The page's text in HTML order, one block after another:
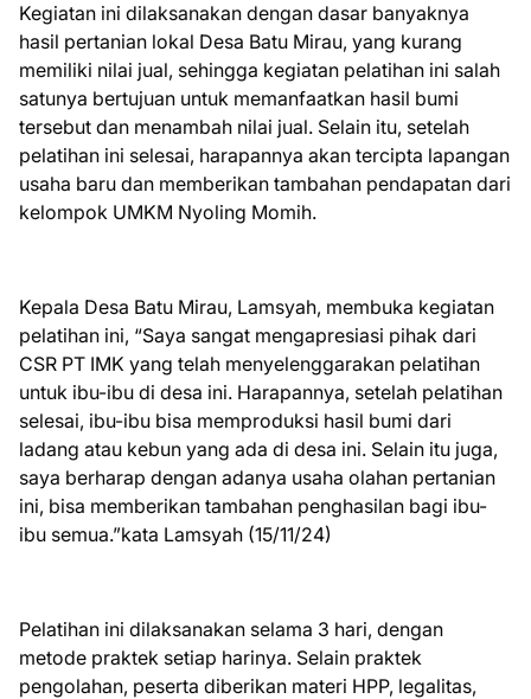
Kegiatan ini dilaksanakan dengan dasar banyaknya
hasil pertanian lokal Desa Batu Mirau, yang kurang
memiliki nilai jual, sehingga kegiatan pelatihan ini salah
satunya bertujuan untuk memanfaatkan hasil bumi
tersebut dan menambah nilai jual. Selain itu, setelah
pelatihan ini selesai, harapannya akan tercipta lapangan
usaha baru dan memberikan tambahan pendapatan dari
kelompok UMKM Nyoling Momih.
Kepala Desa Batu Mirau, Lamsyah, membuka kegiatan
pelatihan ini, “Saya sangat mengapresiasi pihak dari
CSR PT IMK yang telah menyelenggarakan pelatihan
untuk ibu-ibu di desa ini. Harapannya, setelah pelatihan
selesai, ibu-ibu bisa memproduksi hasil bumi dari
ladang atau kebun yang ada di desa ini. Selain itu juga,
saya berharap dengan adanya usaha olahan pertanian
ini, bisa memberikan tambahan penghasilan bagi ibu-
ibu semua.”kata Lamsyah (15/11/24)
Pelatihan ini dilaksanakan selama 3 hari, dengan
metode praktek setiap harinya. Selain praktek
pengolahan, peserta diberikan materi HPP, legalitas,